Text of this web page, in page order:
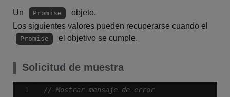
Un Promise
objeto.
Los siguientes valores pueden recuperarse cuando el
Promise el objetivo se cumple.
Solicitud de muestra